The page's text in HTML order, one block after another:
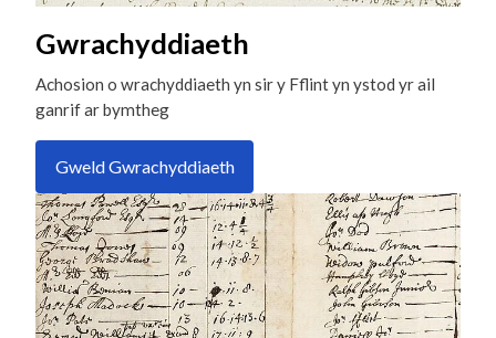
Gwrachyddiaeth
Achosion o wrachyddiaeth yn sir y Fflint yn ystod yr ail
ganrif ar bymtheg
Gweld Gwrachyddiaeth